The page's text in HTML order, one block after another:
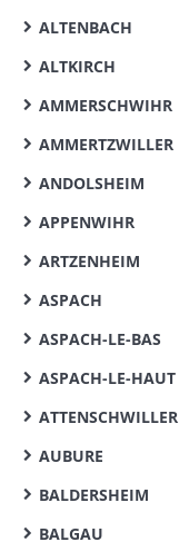
ALTENBACH
ALTKIRCH
AMMERSCHWIHR
AMMERTZWILLER
ANDOLSHEIM
APPENWIHR
ARTZENHEIM
ASPACH
ASPACH-LE-BAS
ASPACH-LE-HAUT
ATTENSCHWILLER
AUBURE
BALDERSHEIM
BALGAU